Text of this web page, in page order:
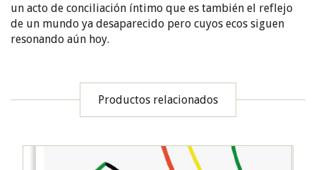
un acto de conciliación íntimo que es también el reflejo
de un mundo ya desaparecido pero cuyos ecos siguen
resonando aún hoy.
Productos relacionados